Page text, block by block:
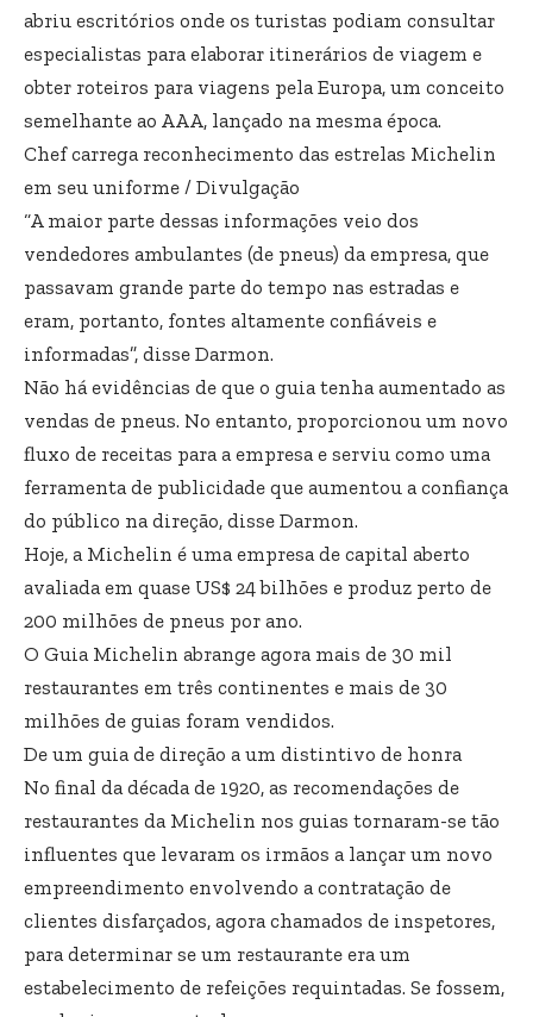
abriu escritórios onde os turistas podiam consultar
especialistas para elaborar itinerários de viagem e
obter roteiros para viagens pela Europa, um conceito
semelhante ao AAA, lançado na mesma época.
Chef carrega reconhecimento das estrelas Michelin
em seu uniforme / Divulgação
“A maior parte dessas informações veio dos
vendedores ambulantes (de pneus) da empresa, que
passavam grande parte do tempo nas estradas e
eram, portanto, fontes altamente confiáveis e
informadas”, disse Darmon.
Não há evidências de que o guia tenha aumentado as
vendas de pneus. No entanto, proporcionou um novo
fluxo de receitas para a empresa e serviu como uma
ferramenta de publicidade que aumentou a confiança
do público na direção, disse Darmon.
Hoje, a Michelin é uma empresa de capital aberto
avaliada em quase US$ 24 bilhões e produz perto de
200 milhões de pneus por ano.
O Guia Michelin abrange agora mais de 30 mil
restaurantes em três continentes e mais de 30
milhões de guias foram vendidos.
De um guia de direção a um distintivo de honra
No final da década de 1920, as recomendações de
restaurantes da Michelin nos guias tornaram-se tão
influentes que levaram os irmãos a lançar um novo
empreendimento envolvendo a contratação de
clientes disfarçados, agora chamados de inspetores,
para determinar se um restaurante era um
estabelecimento de refeições requintadas. Se fossem,